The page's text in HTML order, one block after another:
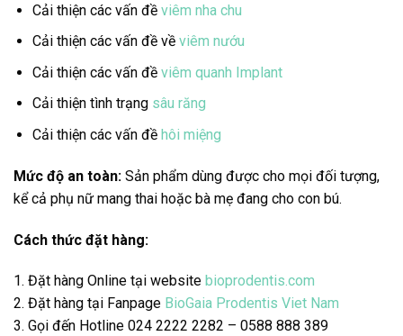
Cải thiện các vấn đề viêm nha chu
Cải thiện các vấn đề về viêm nướu
Cải thiện các vấn đề viêm quanh Implant
Cải thiện tình trạng sâu răng
Cải thiện các vấn đề hôi miệng
Mức độ an toàn: Sản phẩm dùng được cho mọi đối tượng,
kể cả phụ nữ mang thai hoặc bà mẹ đang cho con bú.
Cách thức đặt hàng:
1. Đặt hàng Online tại website bioprodentis.com
2. Đặt hàng tại Fanpage BioGaia Prodentis Viet Nam
3. Gọi đến Hotline 024 2222 2282 – 0588 888 389